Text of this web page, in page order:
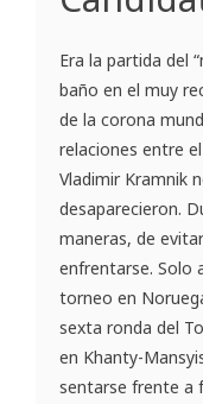
Era la partida del
baño en el muy
de la corona
relaciones entre
Vladimir Kramnik
desaparecieron.
maneras, de
enfrentarse. Solo
torneo en
sexta ronda del
en Khanty-
sentarse frente a